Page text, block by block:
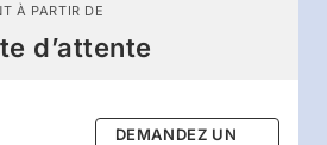
À PARTIR DE
d’attente
DEMANDEZ UN